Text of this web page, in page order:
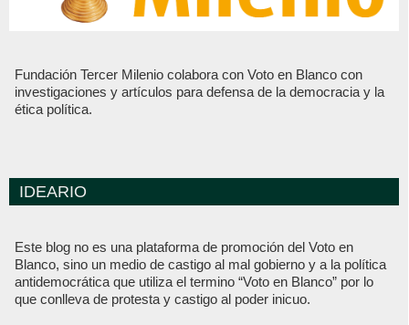
Fundación Tercer Milenio colabora con Voto en Blanco con
investigaciones y artículos para defensa de la democracia y la
ética política.
IDEARIO
Este blog no es una plataforma de promoción del Voto en
Blanco, sino un medio de castigo al mal gobierno y a la política
antidemocrática que utiliza el termino “Voto en Blanco” por lo
que conlleva de protesta y castigo al poder inicuo.